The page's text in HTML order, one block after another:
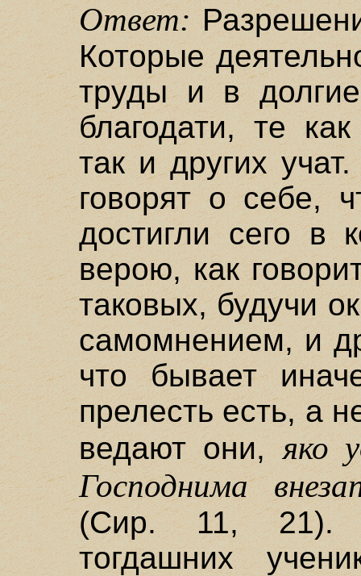
Ответ:
Которые
труды и в
благодати, те
так и других
говорят о себе,
достигли сего в
верою, как
таковых, будучи
самомнением, и
что бывает
прелесть есть, а
ведают они,яко
Господнима
(Сир. 11, 21).
тогдашних